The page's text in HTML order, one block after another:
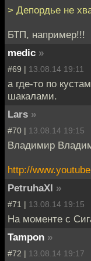
> Депордье не
БТП, например!!!
medic »
#69 | 13.08.14 19:11
а где-то по
шакалами.
Lars »
#70 | 13.08.14 19:15
Владимир
http://
PetruhaXI »
#71 | 13.08.14 19:15
На моменте с
Tampon »
#72 | 13.08.14 19:17